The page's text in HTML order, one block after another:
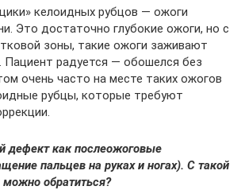
келоидных рубцов — ожоги
Это достаточно глубокие ожоги, но с
зоны, такие ожоги заживают
Пациент радуется — обошелся без
очень часто на месте таких ожогов
рубцы, которые требуют
дефект как послеожоговые
пальцев на руках и ногах). С такой
обратиться?